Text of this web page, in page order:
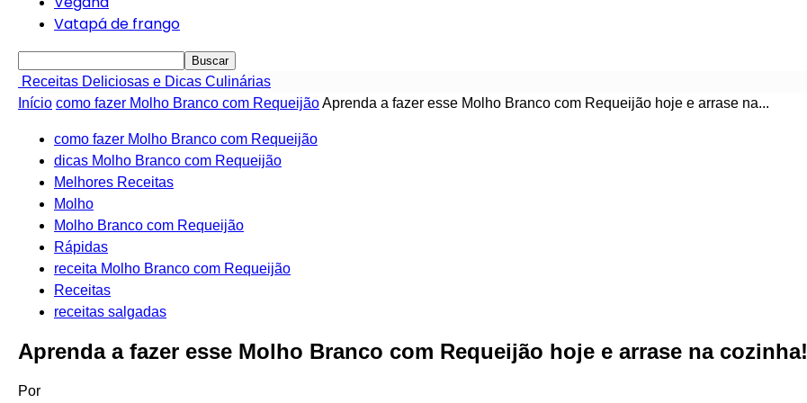
Vatapá de frango
Receitas Deliciosas e Dicas Culinárias
Início como fazer Molho Branco com RequeijãoAprenda a fazer esse Molho Branco com Requeijão hoje e arrase na...
como fazer Molho Branco com Requeijão
dicas Molho Branco com Requeijão
Melhores Receitas
Molho
Molho Branco com Requeijão
Rápidas
receita Molho Branco com Requeijão
Receitas
receitas salgadas
Aprenda a fazer esse Molho Branco com Requeijão hoje e arrase na cozinha!
Por